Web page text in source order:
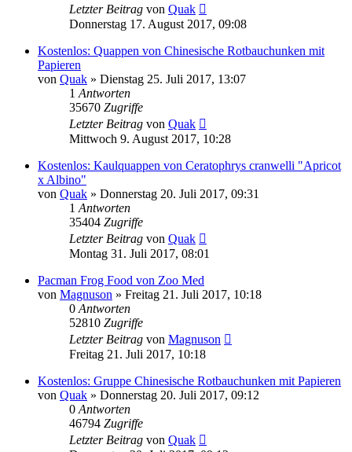
Letzter Beitrag von Quak
Donnerstag 17. August 2017, 09:08
Kostenlos: Quappen von Chinesische Rotbauchunken mit
Papieren
von Quak » Dienstag 25. Juli 2017, 13:07
1 Antworten
35670 Zugriffe
Letzter Beitrag von Quak
Mittwoch 9. August 2017, 10:28
Kostenlos: Kaulquappen von Ceratophrys cranwelli "Apricot
x Albino"
von Quak » Donnerstag 20. Juli 2017, 09:31
1 Antworten
35404 Zugriffe
Letzter Beitrag von Quak
Montag 31. Juli 2017, 08:01
Pacman Frog Food von Zoo Med
von Magnuson » Freitag 21. Juli 2017, 10:18
0 Antworten
52810 Zugriffe
Letzter Beitrag von Magnuson
Freitag 21. Juli 2017, 10:18
Kostenlos: Gruppe Chinesische Rotbauchunken mit Papieren
von Quak » Donnerstag 20. Juli 2017, 09:12
0 Antworten
46794 Zugriffe
Letzter Beitrag von Quak